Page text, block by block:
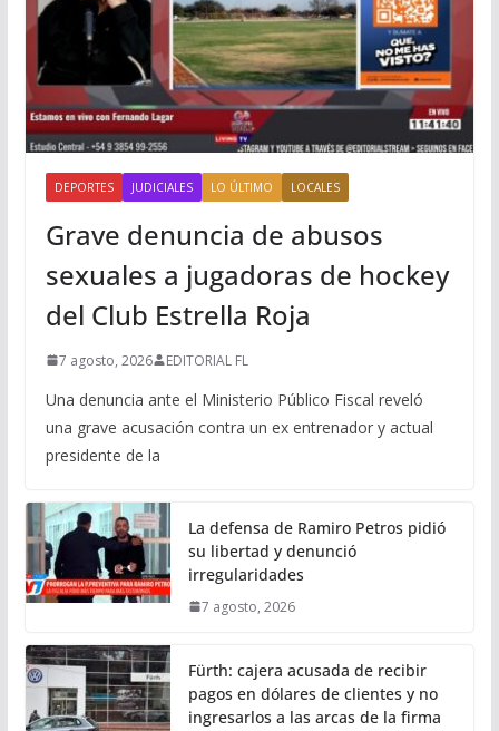
DEPORTES JUDICIALES LO ÚLTIMO LOCALES
Grave denuncia de abusos
sexuales a jugadoras de hockey
del Club Estrella Roja
7 agosto, 2026 EDITORIAL FL
Una denuncia ante el Ministerio Público Fiscal reveló
una grave acusación contra un ex entrenador y actual
presidente de la
La defensa de Ramiro Petros pidió
su libertad y denunció
irregularidades
7 agosto, 2026
Fürth: cajera acusada de recibir
pagos en dólares de clientes y no
ingresarlos a las arcas de la firma